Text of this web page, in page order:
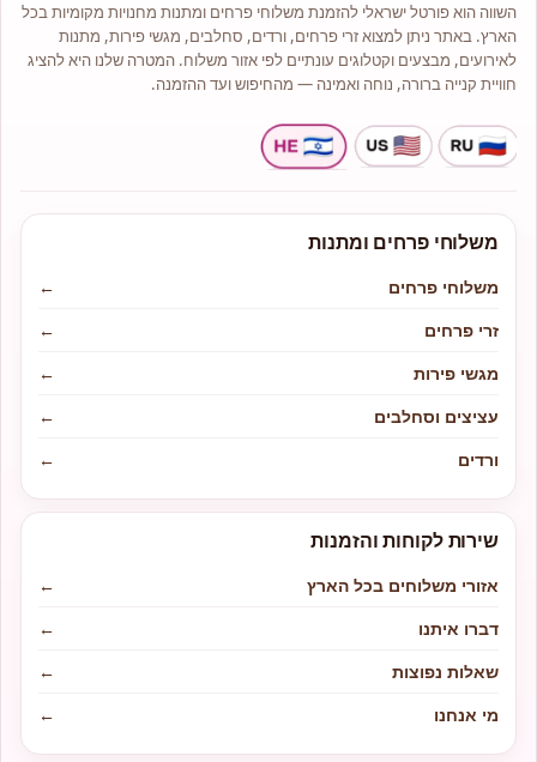
השווה הוא פורטל ישראלי להזמנת משלוחי פרחים ומתנות מחנויות מקומיות בכל
הארץ. באתר ניתן למצוא זרי פרחים, ורדים, סחלבים, מגשי פירות, מתנות
לאירועים, מבצעים וקטלוגים עונתיים לפי אזור משלוח. המטרה שלנו היא להציג
חוויית קנייה ברורה, נוחה ואמינה — מהחיפוש ועד ההזמנה.
משלוחי פרחים ומתנות
משלוחי פרחים
←
זרי פרחים
←
מגשי פירות
←
עציצים וסחלבים
←
ורדים
←
שירות לקוחות והזמנות
אזורי משלוחים בכל הארץ
←
דברו איתנו
←
שאלות נפוצות
←
מי אנחנו
←